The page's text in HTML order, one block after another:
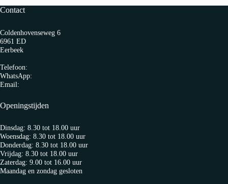
Contact
Coldenhovenseweg 6
6961 ED
Eerbeek
Telefoon:
WhatsApp:
Email:
Openingstijden
Dinsdag: 8.30 tot 18.00 uur
Woensdag: 8.30 tot 18.00 uur
Donderdag: 8.30 tot 18.00 uur
Vrijdag: 8.30 tot 18.00 uur
Zaterdag: 9.00 tot 16.00 uur
Maandag en zondag gesloten